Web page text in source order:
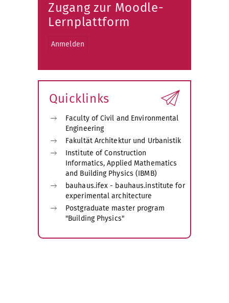
Zugang zur Moodle-
Lernplattform
Anmelden
Quicklinks
Faculty of Civil and Environmental
Engineering
Fakultät Architektur und Urbanistik
Institute of Construction
Informatics, Applied Mathematics
and Building Physics (IBMB)
bauhaus.ifex - bauhaus.institute for
experimental architecture
Postgraduate master program
"Building Physics"